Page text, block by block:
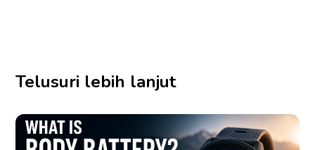
Telusuri lebih lanjut